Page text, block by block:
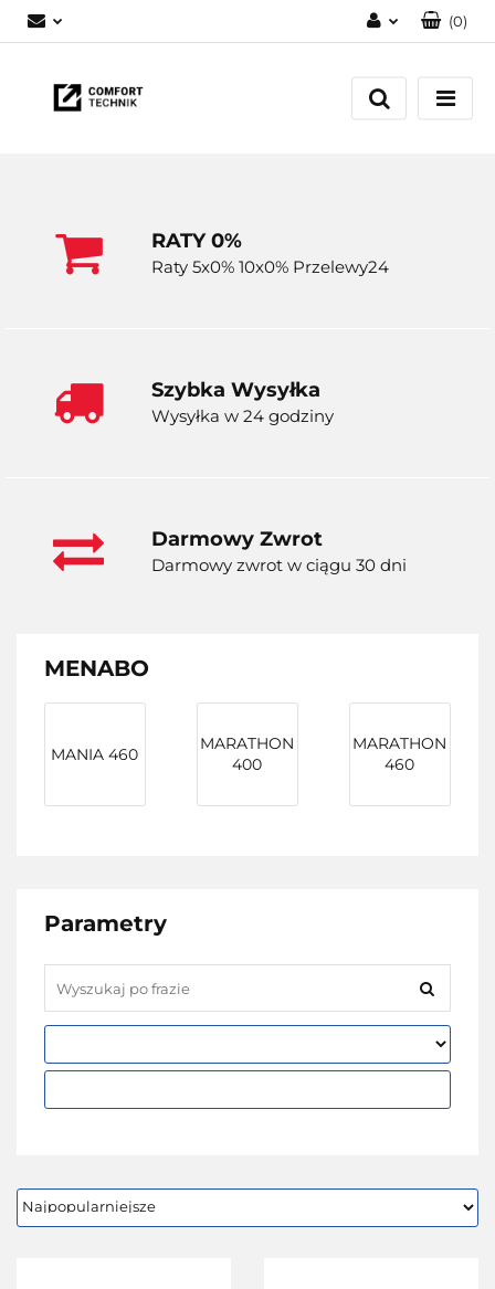
Zaloguj się
Zarejestruj się
(0)
RATY 0%
Raty 5x0% 10x0% Przelewy24
Szybka Wysyłka
Wysyłka w 24 godziny
Darmowy Zwrot
Darmowy zwrot w ciągu 30 dni
MENABO
MANIA 460
MARATHON
400
MARATHON
460
Parametry